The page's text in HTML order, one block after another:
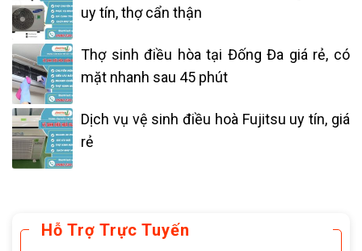
Hỗ Trợ Trực Tuyến
uy tín, thợ cẩn thận
Thợ sinh điều hòa tại Đống Đa giá rẻ, có
mặt nhanh sau 45 phút
Dịch vụ vệ sinh điều hoà Fujitsu uy tín, giá
rẻ